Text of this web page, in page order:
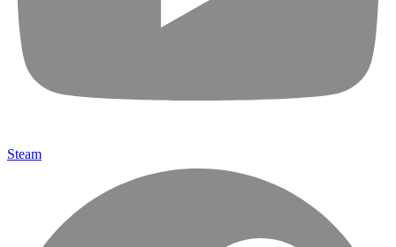
Steam